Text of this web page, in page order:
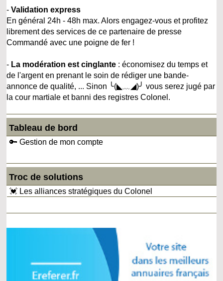
-Validation express
En général 24h - 48h max. Alors engagez-vous et profitez
librement des services de ce partenaire de presse
Commandé avec une poigne de fer !
- La modération est cinglante : économisez du temps et
de l'argent en prenant le soin de rédiger une bande-
annonce de qualité, ... Sinon ╰(◣﹏◢)╯ vous serez jugé par
la cour martiale et banni des registres Colonel.
Tableau de bord
🔑 Gestion de mon compte
Troc de solutions
💓 Les alliances stratégiques du Colonel